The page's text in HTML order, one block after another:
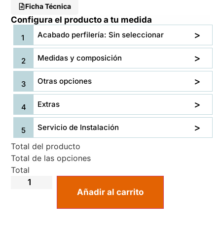
Ficha Técnica
Configura el producto a tu medida
Acabado perfilería: Sin seleccionar
Medidas y composición
Otras opciones
Extras
Servicio de Instalación
Total del producto
Total de las opciones
Total
Añadir al carrito